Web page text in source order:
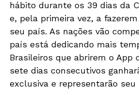
hábito durante os 39 dias da
e, pela primeira vez, a
seu país. As nações vão
país está dedicando mais
Brasileiros que abrirem o App
sete dias consecutivos
exclusiva e representarão